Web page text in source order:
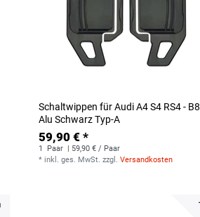
Schaltwippen für Audi A4 S4 RS4 - B8
Alu Schwarz Typ-A
59,90 € *
1 Paar | 59,90 € / Paar
* inkl. ges. MwSt. zzgl.Versandkosten